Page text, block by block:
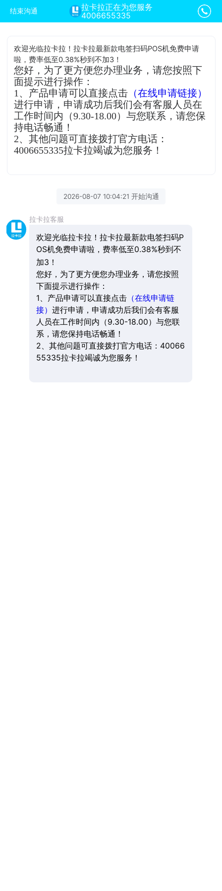
结束沟通
拉卡拉正在为您服务
4006655335
欢迎光临拉卡拉！拉卡拉最新款电签扫码POS机免费申请
啦，费率低至0.38%秒到不加3！
您好，为了更方便您办理业务，请您按照下
面提示进行操作：
1、产品申请可以直接点击 （在线申请链接）
进行申请，申请成功后我们会有客服人员在
工作时间内（9.30-18.00）与您联系，请您保
持电话畅通！
2、其他问题可直接拨打官方电话：
4006655335拉卡拉竭诚为您服务！
2026-08-07 10:04:21 开始沟通
拉卡拉客服
欢迎光临拉卡拉！拉卡拉最新款电签扫码P
OS机免费申请啦，费率低至0.38%秒到不
加3！
您好，为了更方便您办理业务，请您按照
下面提示进行操作：
1、产品申请可以直接点击（在线申请链
接） 进行申请，申请成功后我们会有客服
人员在工作时间内（9.30-18.00）与您联
系，请您保持电话畅通！
2、其他问题可直接拨打官方电话：40066
55335拉卡拉竭诚为您服务！